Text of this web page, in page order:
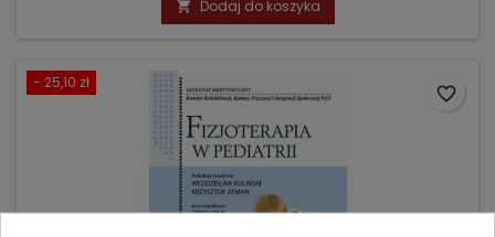
 Dodaj do koszyka
- 25,10 zł
favorite_border